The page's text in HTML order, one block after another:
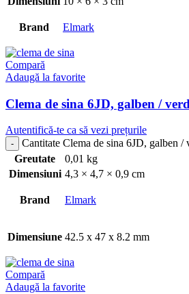
Brand Elmark
Compară
Adaugă la favorite
Clema de sina 6JD, galben /
Autentifică-te ca să vezi prețurile
Cantitate Clema de sina 6JD, galben /
Greutate
0,01 kg
Dimensiuni 4,3 × 4,7 × 0,9 cm
Brand Elmark
Dimensiune 42.5 x 47 x 8.2 mm
Compară
Adaugă la favorite